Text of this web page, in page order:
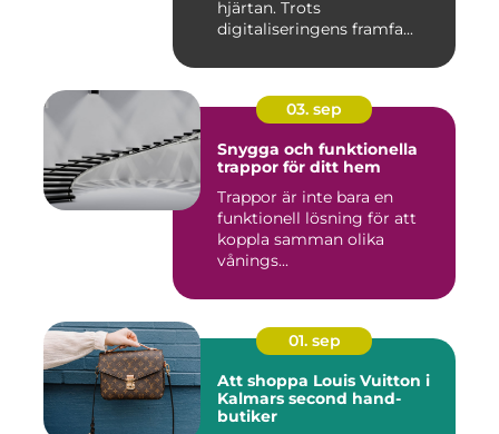
hjärtan. Trots
digitaliseringens framfa...
03. sep
Snygga och funktionella
trappor för ditt hem
Trappor är inte bara en
funktionell lösning för att
koppla samman olika
vånings...
01. sep
Att shoppa Louis Vuitton i
Kalmars second hand-
butiker